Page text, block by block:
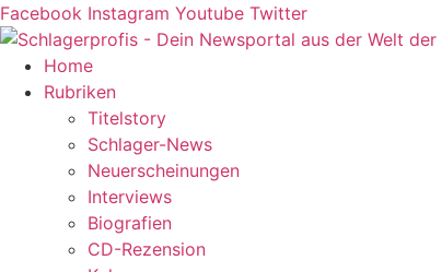
Zum
Inhalt
springen
Facebook Instagram Youtube Twitter
Home
Rubriken
Titelstory
Schlager-News
Neuerscheinungen
Interviews
Biografien
CD-Rezension